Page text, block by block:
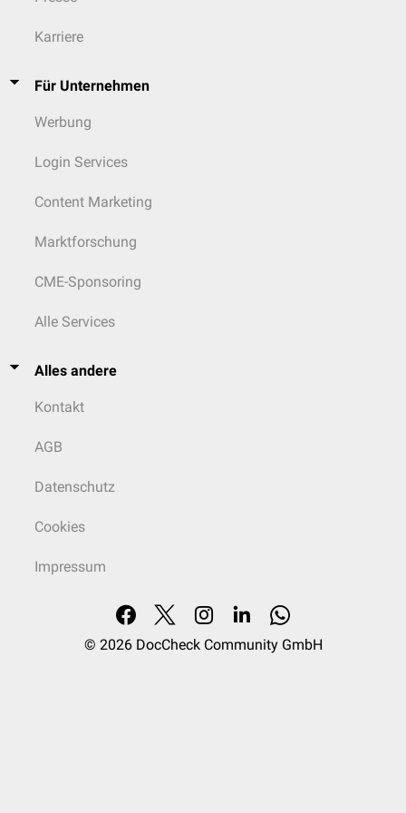
Karriere
Für Unternehmen
Werbung
Login Services
Content Marketing
Marktforschung
CME-Sponsoring
Alle Services
Alles andere
Kontakt
AGB
Datenschutz
Cookies
Impressum
© 2026 DocCheck Community GmbH